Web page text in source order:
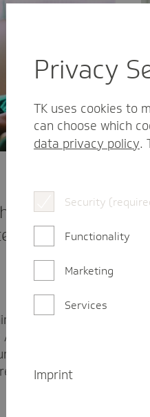
ich, wenn
krank
krankmeldet,
Arbeitgeber
von der
Privacy
TK uses cookies to
can choose which
data privacy policy.
Security
Functionality
Marketing
Services
Imprint